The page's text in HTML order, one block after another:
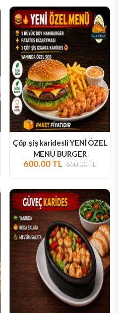
Çöp şiş karidesli YENİ ÖZEL
MENÜ BURGER
600.00 TL